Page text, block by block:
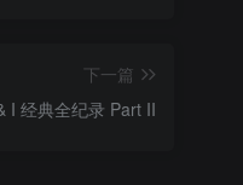
下一篇
I 经典全纪录 Part II